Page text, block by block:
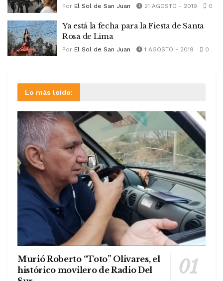
Por El Sol de San Juan 21 AGOSTO - 2019 0
Ya está la fecha para la Fiesta de Santa
Rosa de Lima
Por El Sol de San Juan 1 AGOSTO - 2019 0
Lo más leído:
Murió Roberto “Toto” Olivares, el
histórico movilero de Radio Del